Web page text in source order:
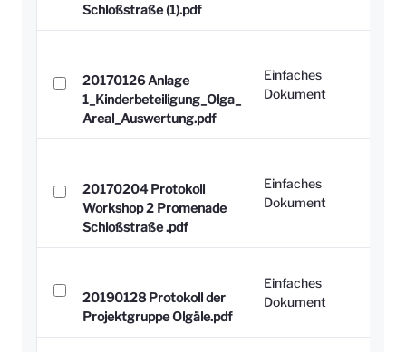
Schloßstraße (1).pdf
20170126 Anlage
1_Kinderbeteiligung_Olga_
Areal_Auswertung.pdf
Einfaches
Dokument
20170204 Protokoll
Workshop 2 Promenade
Schloßstraße .pdf
Einfaches
Dokument
20190128 Protokoll der
Projektgruppe Olgäle.pdf
Einfaches
Dokument